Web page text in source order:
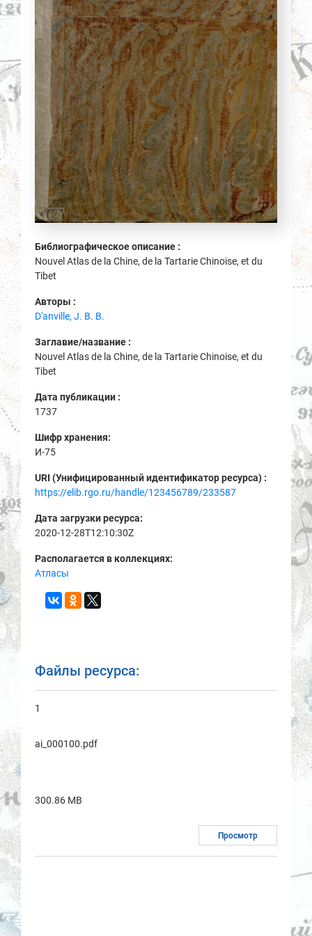
Библиографическое описание :
Nouvel Atlas de la Chine, de la Tartarie Chinoise, et du
Tibet
Авторы :
D'anville, J. B. B.
Заглавие/название :
Nouvel Atlas de la Chine, de la Tartarie Chinoise, et du
Tibet
Дата публикации :
1737
Шифр хранения:
И-75
URI (Унифицированный идентификатор ресурса) :
https://elib.rgo.ru/handle/123456789/233587
Дата загрузки ресурса:
2020-12-28T12:10:30Z
Располагается в коллекциях:
Атласы
Файлы ресурса:
1
ai_000100.pdf
300.86 MB
Просмотр